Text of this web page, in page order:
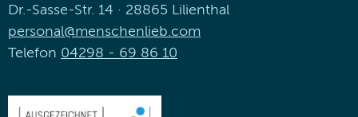
Dr.-Sasse-Str. 14 · 28865 Lilienthal
personal@menschenlieb.com
Telefon 04298 - 69 86 10